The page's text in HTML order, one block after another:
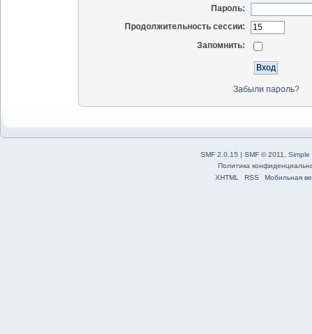
Пароль:
Продолжительность сессии:
Запомнить:
Забыли пароль?
SMF 2.0.15 | SMF © 2011
Simple
Политика
XHTML
RSS Мобильная